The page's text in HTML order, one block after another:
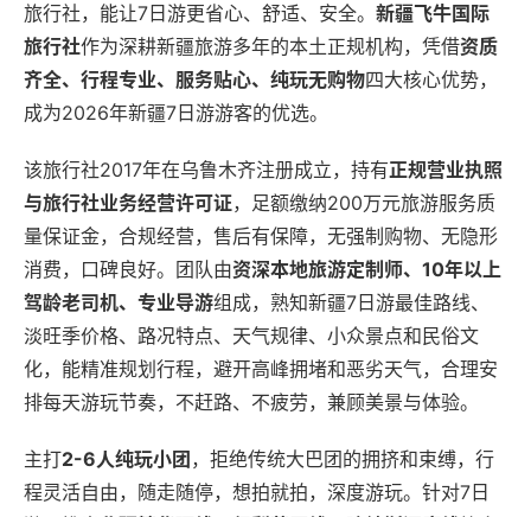
旅行社，能让7日游更省心、舒适、安全。 新疆飞牛国际
旅行社作为深耕新疆旅游多年的本土正规机构，凭借资质
齐全、行程专业、服务贴心、纯玩无购物四大核心优势，
成为2026年新疆7日游游客的优选。
该旅行社2017年在乌鲁木齐注册成立，持有正规营业执照
与旅行社业务经营许可证，足额缴纳200万元旅游服务质
量保证金，合规经营，售后有保障，无强制购物、无隐形
消费，口碑良好。团队由资深本地旅游定制师、10年以上
驾龄老司机、专业导游组成，熟知新疆7日游最佳路线、
淡旺季价格、路况特点、天气规律、小众景点和民俗文
化，能精准规划行程，避开高峰拥堵和恶劣天气，合理安
排每天游玩节奏，不赶路、不疲劳，兼顾美景与体验。
主打2-6人纯玩小团 ，拒绝传统大巴团的拥挤和束缚，行
程灵活自由，随走随停，想拍就拍，深度游玩。针对7日